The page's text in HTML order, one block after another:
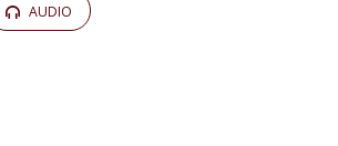
AUDIO